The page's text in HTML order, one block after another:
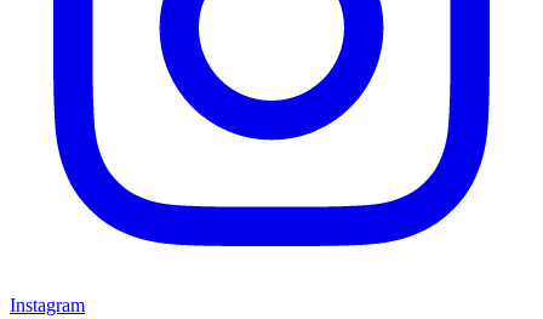
Instagram